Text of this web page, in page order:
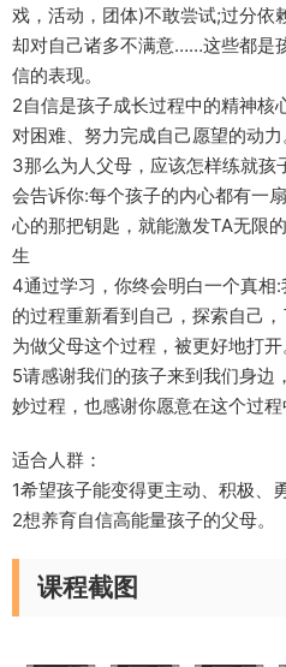
戏，活动，团体)不敢尝试;过分依
却对自己诸多不满意……这些都是
信的表现。
2自信是孩子成长过程中的精神核
对困难、努力完成自己愿望的动力
3那么为人父母，应该怎样练就孩
会告诉你:每个孩子的内心都有一
心的那把钥匙，就能激发TA无限
生
4通过学习，你终会明白一个真相
的过程重新看到自己，探索自己
为做父母这个过程，被更好地打开
5请感谢我们的孩子来到我们身边
妙过程，也感谢你愿意在这个过程
适合人群：
1希望孩子能变得更主动、积极、
2想养育自信高能量孩子的父母。
课程截图